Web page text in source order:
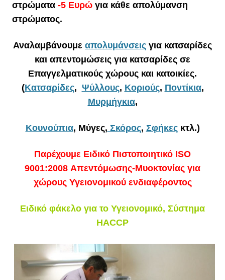
στρώματα -5 Ευρώ για κάθε απολύμανση
στρώματος.
Αναλαμβάνουμε απολυμάνσεις για κατσαρίδες
και απεντομώσεις για κατσαρίδες σε
Επαγγελματικούς χώρους και κατοικίες.
(Κατσαρίδες, Ψύλλους, Κοριούς, Ποντίκια,
Μυρμήγκια,
Κουνούπια, Μύγες, Σκόρος, Σφήκεςκτλ.)
Παρέχουμε Ειδικό Πιστοποιητικό ISO
9001:2008 Απεντόμωσης-Μυοκτονίας για
χώρους Υγειονομικού ενδιαφέροντος
Ειδικό φάκελο για το Υγειονομικό, Σύστημα
HACCP